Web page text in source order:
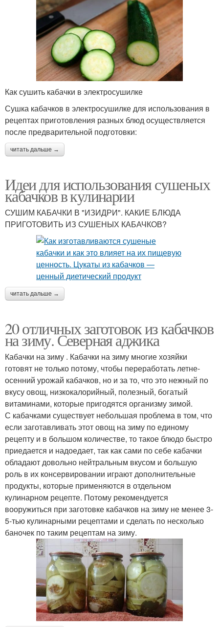
Как сушить кабачки в электросушилке
Сушка кабачков в электросушилке для использования в
рецептах приготовления разных блюд осуществляется
после предварительной подготовки:
читать дальше →
Идеи для использования сушеных
кабачков в кулинарии
СУШИМ КАБАЧКИ В "ИЗИДРИ". КАКИЕ БЛЮДА
ПРИГОТОВИТЬ ИЗ СУШЕНЫХ КАБАЧКОВ?
читать дальше →
20 отличных заготовок из кабачков
на зиму. Северная аджика
Кабачки на зиму . Кабачки на зиму многие хозяйки
готовят не только потому, чтобы переработать летне-
осенний урожай кабачков, но и за то, что это нежный по
вкусу овощ, низкокалорийный, полезный, богатый
витаминами, которые пригодятся организму зимой.
С кабачками существует небольшая проблема в том, что
если заготавливать этот овощ на зиму по единому
рецепту и в большом количестве, то такое блюдо быстро
приедается и надоедает, так как сами по себе кабачки
обладают довольно нейтральным вкусом и большую
роль в их консервировании играют дополнительные
продукты, которые применяются в отдельном
кулинарном рецепте. Потому рекомендуется
вооружиться при заготовке кабачков на зиму не менее 3-
5-тью кулинарными рецептами и сделать по несколько
баночек по таким рецептам на зиму.